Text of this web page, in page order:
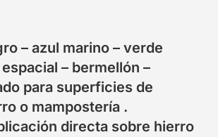
– azul marino – verde
– bermellón –
para superficies de
o mampostería .
directa sobre hierro